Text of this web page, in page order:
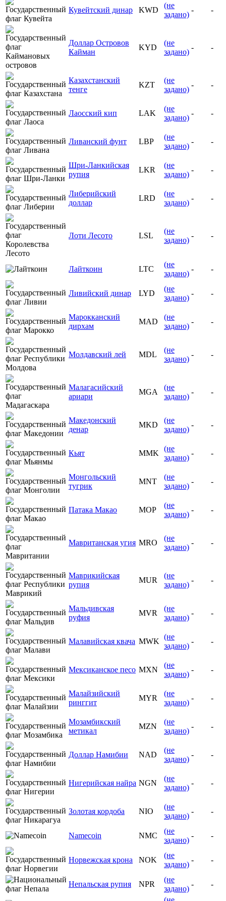
Кувейтский динар KWD
(не
задано)
- -
Доллар Островов
Кайман
KYD
(не
задано)
- -
Казахстанский
тенге
KZT
(не
задано)
- -
Лаосский кип LAK
(не
задано)
- -
Ливанский фунт LBP
(не
задано)
- -
Шри-Ланкийская
рупия
LKR
(не
задано)
- -
Либерийский
доллар
LRD
(не
задано)
- -
Лоти Лесото LSL
(не
задано)
- -
Лайткоин LTC
(не
задано)
- -
Ливийский динар LYD
(не
задано)
- -
Марокканский
дирхам
MAD
(не
задано)
- -
Молдавский лей MDL
(не
задано)
- -
Малагасийский
ариари
MGA
(не
задано)
- -
Македонский
денар
MKD
(не
задано)
- -
Кьят MMK
(не
задано)
- -
Монгольский
тугрик
MNT
(не
задано)
- -
Патака Макао MOP
(не
задано)
- -
Мавританская угия MRO
(не
задано)
- -
Маврикийская
рупия
MUR
(не
задано)
- -
Мальдивская
руфия
MVR
(не
задано)
- -
Малавийская квача MWK
(не
задано)
- -
Мексиканское песо MXN
(не
задано)
- -
Малайзийский
ринггит
MYR
(не
задано)
- -
Мозамбикский
метикал
MZN
(не
задано)
- -
Доллар Намибии NAD
(не
задано)
- -
Нигерийская найра NGN
(не
задано)
- -
Золотая кордоба NIO
(не
задано)
- -
Namecoin NMC
(не
задано)
- -
Норвежская крона NOK
(не
задано)
- -
Непальская рупия NPR
(не
задано)
- -